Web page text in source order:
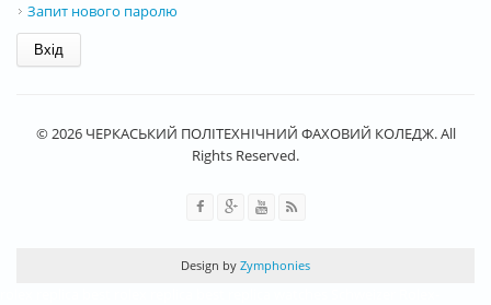
Запит нового паролю
© 2026 ЧЕРКАСЬКИЙ ПОЛІТЕХНІЧНИЙ ФАХОВИЙ КОЛЕДЖ. All
Rights Reserved.
Design by Zymphonies